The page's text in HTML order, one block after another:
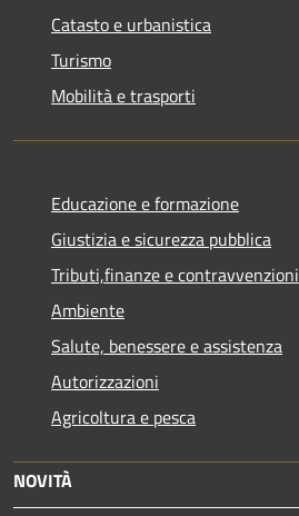
Catasto e urbanistica
Turismo
Mobilità e trasporti
Educazione e formazione
Giustizia e sicurezza pubblica
Tributi,finanze e contravvenzioni
Ambiente
Salute, benessere e assistenza
Autorizzazioni
Agricoltura e pesca
NOVITÀ